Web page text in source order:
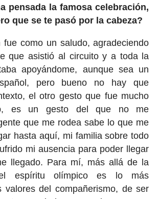
pensada la famosa celebración,
que se te pasó por la cabeza?
fue como un saludo, agradeciendo
que asistió al circuito y a toda la
apoyándome, aunque sea un
pero bueno no hay que
el otro gesto que fue mucho
es un gesto del que no me
que me rodea sabe lo que me
hasta aquí, mi familia sobre todo
mi ausencia para poder llegar
llegado. Para mí, más allá de la
el espíritu olímpico es lo más
valores del compañerismo, de ser